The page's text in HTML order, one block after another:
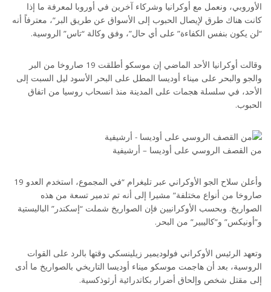
الأوروبي، ونعمل مع أوكرانيا وشركاء آخرين في أوروبا لمعرفة ما إذا
كانت هناك طرق لإيصال الحبوب إلى الأسواق عن طريق البر”، معترفاً أنه
“لن يكون بنفس الكفاءة” على أي حال”، وفق وكالة “تاس” الروسية.
وقالت أوكرانيا الأحد الماضي إن موسكو أطلقت 19 صاروخا من البر
والجو والبحر على ميناء أوديسا المطل على البحر الأسود ليل السبت إلى
الأحد، في سلسلة هجمات على المدينة منذ انسحاب روسيا من اتفاق
الحبوب.
من القصف الروسي على أوديسا – أرشيفية
وأعلن سلاح الجو الأوكراني عبر تليغرام “في المجموع، استخدم العدو 19
صاروخا من أنواع مختلفة” مشيرا إلى أنه تم تدمير تسعة من هذه
الصواريخ. وبحسب الأوكرانيين فإن الصواريخ شملت “إسكندر” الباليستية
و”أونيكس” و”كاليبير” من البحر.
وتعهد الرئيس الأوكراني فولوديمير زيلينسكي وقتها بالرد على القوات
الروسية، بعد أن هاجمت موسكو ميناء أوديسا التاريخي بالصواريخ ما أدى
إلى مقتل شخص وإلحاق أضرار بكاتدرائية أرثوذكسية.